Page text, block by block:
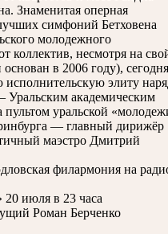
Знаменитая оперная
симфоний Бетховена
молодежного
коллектив, несмотря на
в 2006 году), сегодня
элиту
академическим
уральской
— главный дирижёр
маэстро Дмитрий
филармония на
июля в 23 часа
Роман Берченко